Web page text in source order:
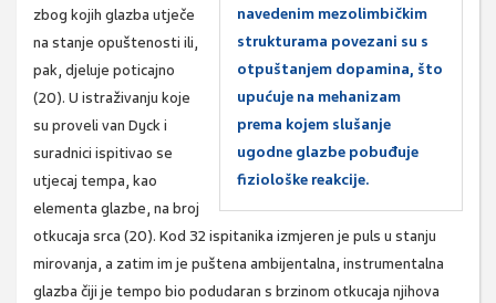
navedenim mezolimbičkim
strukturama povezani su s
otpuštanjem dopamina, što
upućuje na mehanizam
prema kojem slušanje
ugodne glazbe pobuđuje
fiziološke reakcije.
zbog kojih glazba utječe
na stanje opuštenosti ili,
pak, djeluje poticajno
(20). U istraživanju koje
su proveli van Dyck i
suradnici ispitivao se
utjecaj tempa, kao
elementa glazbe, na broj
otkucaja srca (20). Kod 32 ispitanika izmjeren je puls u stanju
mirovanja, a zatim im je puštena ambijentalna, instrumentalna
glazba čiji je tempo bio podudaran s brzinom otkucaja njihova